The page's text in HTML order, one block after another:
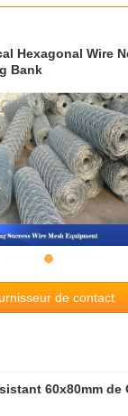
Hexagonal Wire
Bank
de contact
60x80mm de